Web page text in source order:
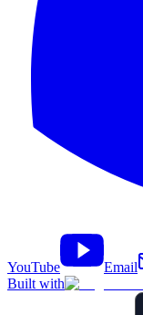
YouTube
Email
Built with